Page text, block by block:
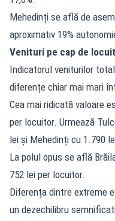
Mehedinți se află de
aproximativ 19%
Venituri pe cap de
Indicatorul veniturilor
diferențe chiar mai mari
Cea mai ridicată valoare
per locuitor. Urmează
lei și Mehedinți cu 1.790
La polul opus se află
752 lei per locuitor.
Diferența dintre extreme
un dezechilibru